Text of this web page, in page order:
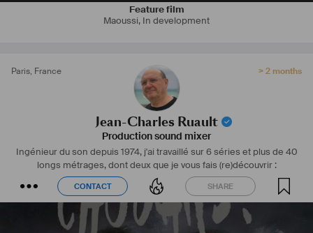
Feature film
Maoussi, In development
Paris, France > 2 months
Jean-Charles Ruault
Production sound mixer
Ingénieur du son depuis 1974, j'ai travaillé sur 6 séries et plus de 40
longs métrages, dont deux que je vous fais (re)découvrir :
CONTACT SHARE
CONTACT SHARE